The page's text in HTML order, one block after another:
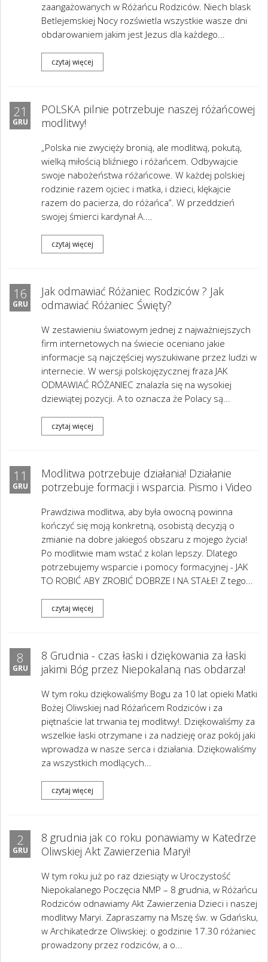
zaangażowanych w Różańcu Rodziców. Niech blask
Betlejemskiej Nocy rozświetla wszystkie wasze dni
obdarowaniem jakim jest Jezus dla każdego...
czytaj więcej
21
GRU
POLSKA pilnie potrzebuje naszej różańcowej
modlitwy!
„Polska nie zwycięży bronią, ale modlitwą, pokutą,
wielką miłością bliźniego i różańcem. Odbywajcie
swoje nabożeństwa różańcowe. W każdej polskiej
rodzinie razem ojciec i matka, i dzieci, klękajcie
razem do pacierza, do różańca”. W przeddzień
swojej śmierci kardynał A....
czytaj więcej
16
GRU
Jak odmawiać Różaniec Rodziców ? Jak
odmawiać Różaniec Święty?
W zestawieniu światowym jednej z najważniejszych
firm internetowych na świecie oceniano jakie
informacje są najczęściej wyszukiwane przez ludzi w
internecie. W wersji polskojęzycznej fraza JAK
ODMAWIAĆ RÓŻANIEC znalazła się na wysokiej
dziewiątej pozycji. A to oznacza że Polacy są...
czytaj więcej
11
GRU
Modlitwa potrzebuje działania! Działanie
potrzebuje formacji i wsparcia. Pismo i Video
Prawdziwa modlitwa, aby była owocną powinna
kończyć się moją konkretną, osobistą decyzją o
zmianie na dobre jakiegoś obszaru z mojego życia!
Po modlitwie mam wstać z kolan lepszy. Dlatego
potrzebujemy wsparcie i pomocy formacyjnej - JAK
TO ROBIĆ ABY ZROBIĆ DOBRZE I NA STAŁE! Z tego...
czytaj więcej
8
GRU
8 Grudnia - czas łaski i dziękowania za łaski
jakimi Bóg przez Niepokalaną nas obdarza!
W tym roku dziękowaliśmy Bogu za 10 lat opieki Matki
Bożej Oliwskiej nad Różańcem Rodziców i za
piętnaście lat trwania tej modlitwy!. Dziękowaliśmy za
wszelkie łaski otrzymane i za nadzieję oraz pokój jaki
wprowadza w nasze serca i działania. Dziękowaliśmy
za wszystkich modlących...
czytaj więcej
2
GRU
8 grudnia jak co roku ponawiamy w Katedrze
Oliwskiej Akt Zawierzenia Maryi!
W tym roku już po raz dziesiąty w Uroczystość
Niepokalanego Poczęcia NMP – 8 grudnia, w Różańcu
Rodziców odnawiamy Akt Zawierzenia Dzieci i naszej
modlitwy Maryi. Zapraszamy na Mszę św. w Gdańsku,
w Archikatedrze Oliwskiej: o godzinie 17.30 różaniec
prowadzony przez rodziców, a o...